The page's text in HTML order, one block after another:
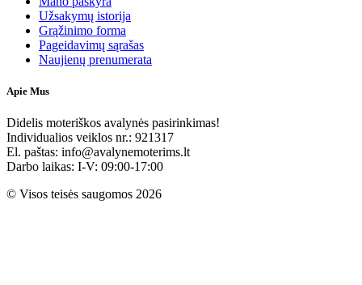
Užsakymų istorija
Grąžinimo forma
Pageidavimų sąrašas
Naujienų prenumerata
Apie Mus
Didelis moteriškos avalynės pasirinkimas!
Individualios veiklos nr.: 921317
El. paštas: info@avalynemoterims.lt
Darbo laikas: I-V: 09:00-17:00
© Visos teisės saugomos 2026